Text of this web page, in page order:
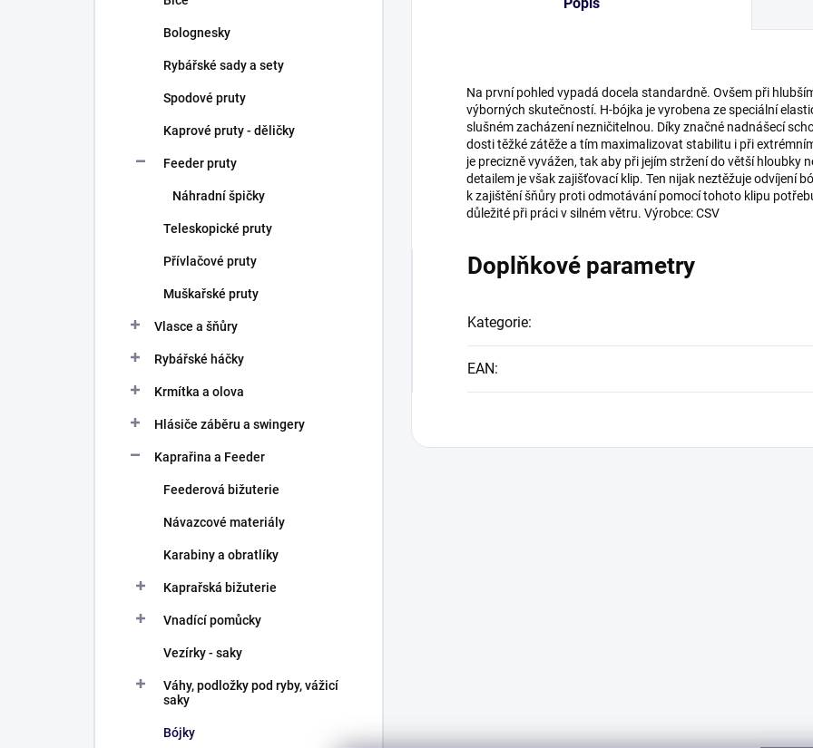
Bolognesky
Rybářské sady a sety
Spodové pruty
Kaprové pruty - děličky
Feeder pruty
Náhradní špičky
Teleskopické pruty
Přívlačové pruty
Muškařské pruty
Vlasce a šňůry
Rybářské háčky
Krmítka a olova
Hlásiče záběru a swingery
Kaprařina a Feeder
Feederová bižuterie
Návazcové materiály
Karabiny a obratlíky
Kaprařská bižuterie
Vnadící pomůcky
Vezírky - saky
Váhy, podložky pod ryby, vážicí
saky
Bójky
Na první pohled vypadá docela standardně. Ovšem při
výborných skutečností. H-bójka je vyrobena ze speciální
slušném zacházení nezničitelnou. Díky značné nadnášecí
dosti těžké zátěže a tím maximalizovat stabilitu i při
je precizně vyvážen, tak aby při jejím stržení do větší hloubky
detailem je však zajišťovací klip. Ten nijak neztěžuje odvíjení
k zajištění šňůry proti odmotávání pomocí tohoto klipu
důležité při práci v silném větru. Výrobce: CSV
Doplňkové parametry
Kategorie:
EAN: